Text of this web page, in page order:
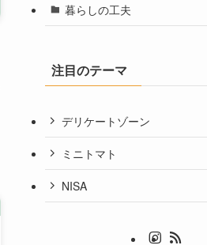
暮らしの工夫
注目のテーマ
デリケートゾーン
ミニトマト
NISA